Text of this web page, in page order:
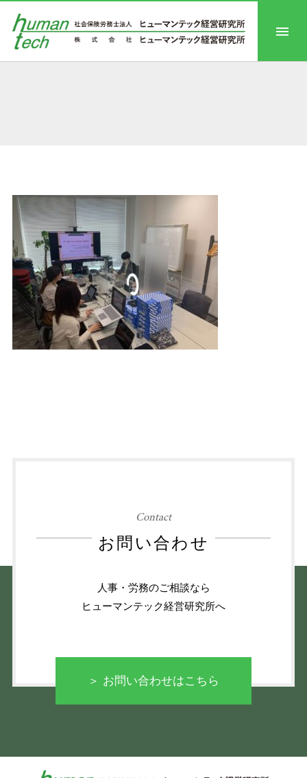
Contact
お問い合わせ
人事・労務のご相談なら
ヒューマンテック経営研究所へ
＞ お問い合わせはこちら